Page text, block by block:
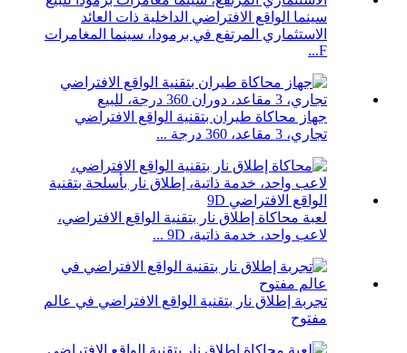
سينما الواقع الافتراضي الداخلية ذات العائد
الاستثماري المرتفع في برمودا، سينما المغامرات
F...
جهاز محاكاة طيران بتقنية الواقع الافتراضي
تجاري، 3 مقاعد، 360 درجة ...
لعبة محاكاة إطلاق نار بتقنية الواقع الافتراضي،
لاعب واحد، خدمة ذاتية، 9D ...
تجربة إطلاق نار بتقنية الواقع الافتراضي في عالم
مفتوح